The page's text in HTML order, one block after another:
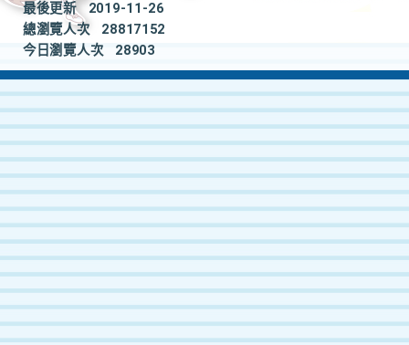
最後更新
2019-11-26
總瀏覽人次
28817152
今日瀏覽人次
28903